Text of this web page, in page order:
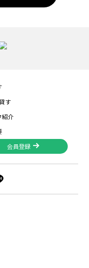
す
紹介
会員登録